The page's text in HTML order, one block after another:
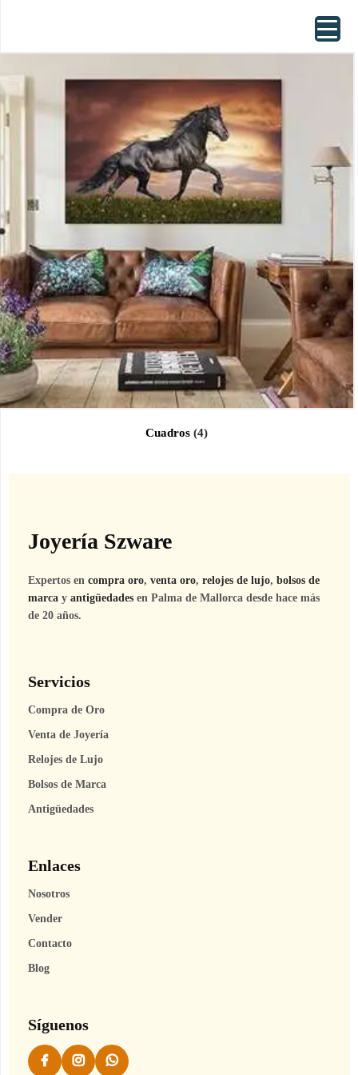
Cuadros (4)
Joyería Szware
Expertos en compra oro, venta oro, relojes de lujo, bolsos de
marca y antigüedades en Palma de Mallorca desde hace más
de 20 años.
Servicios
Compra de Oro
Venta de Joyería
Relojes de Lujo
Bolsos de Marca
Antigüedades
Enlaces
Nosotros
Vender
Contacto
Blog
Síguenos